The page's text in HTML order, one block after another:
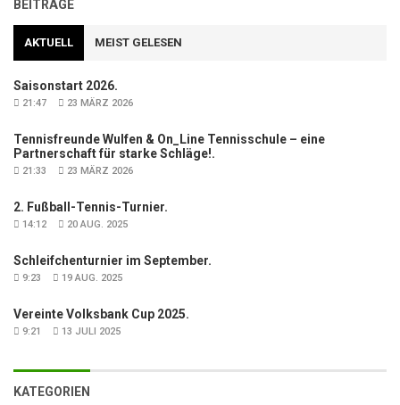
BEITRÄGE
AKTUELL MEIST GELESEN
Saisonstart 2026.
21:47 23 MÄRZ 2026
Tennisfreunde Wulfen & On_Line Tennisschule – eine
Partnerschaft für starke Schläge!.
21:33 23 MÄRZ 2026
2. Fußball-Tennis-Turnier.
14:12 20 AUG. 2025
Schleifchenturnier im September.
9:23 19 AUG. 2025
Vereinte Volksbank Cup 2025.
9:21 13 JULI 2025
KATEGORIEN